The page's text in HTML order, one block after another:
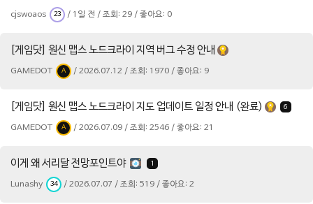
cjswoaos 23 / 1일 전 / 조회: 29 / 좋아요: 0
[게임닷] 원신 맵스 노드크라이 지역 버그 수정 안내
GAMEDOT A / 2026.07.12 / 조회: 1970 / 좋아요: 9
[게임닷] 원신 맵스 노드크라이 지도 업데이트 일정 안내 (완료) 6
GAMEDOT A / 2026.07.09 / 조회: 2546 / 좋아요: 21
이게 왜 서리달 전망포인트야 1
Lunashy 34 / 2026.07.07 / 조회: 519 / 좋아요: 2